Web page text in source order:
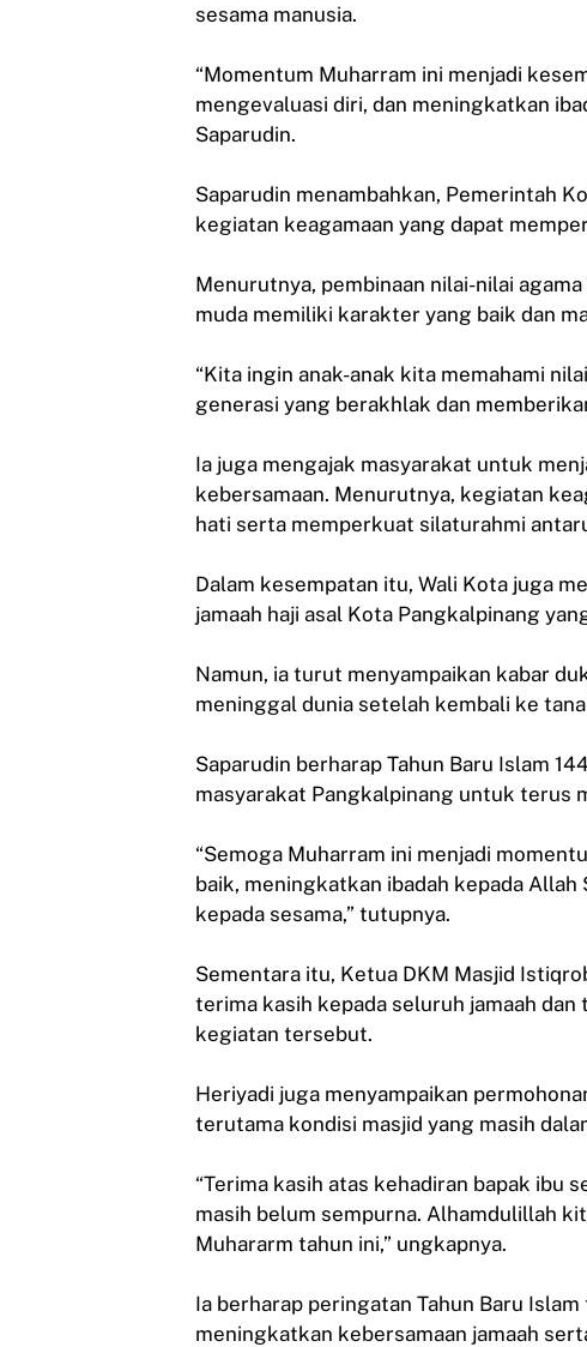
sesama manusia.
“Momentum Muharram ini menjadi
mengevaluasi diri, dan meningkatkan
Saparudin.
Saparudin menambahkan, Pemerintah
kegiatan keagamaan yang dapat
Menurutnya, pembinaan nilai-nilai
muda memiliki karakter yang baik dan
“Kita ingin anak-anak kita memahami
generasi yang berakhlak dan
Ia juga mengajak masyarakat untuk
kebersamaan. Menurutnya, kegiatan
hati serta memperkuat silaturahmi
Dalam kesempatan itu, Wali Kota juga
jamaah haji asal Kota Pangkalpinang
Namun, ia turut menyampaikan kabar
meninggal dunia setelah kembali ke
Saparudin berharap Tahun Baru Islam
masyarakat Pangkalpinang untuk terus
“Semoga Muharram ini menjadi
baik, meningkatkan ibadah kepada
kepada sesama,” tutupnya.
Sementara itu, Ketua DKM Masjid
terima kasih kepada seluruh jamaah
kegiatan tersebut.
Heriyadi juga menyampaikan
terutama kondisi masjid yang masih
“Terima kasih atas kehadiran bapak ibu
masih belum sempurna. Alhamdulillah
Muhararm tahun ini,” ungkapnya.
Ia berharap peringatan Tahun Baru
meningkatkan kebersamaan jamaah